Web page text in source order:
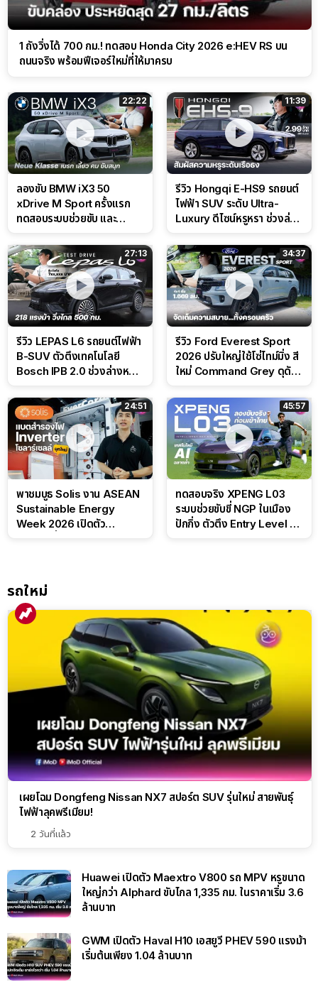
1 ถังวิ่งได้ 700 กม.! ทดสอบ Honda City 2026 e:HEV RS บน
ถนนจริง พร้อมฟีเจอร์ใหม่ที่ให้มาครบ
22:22
ลองขับ BMW iX3 50
xDrive M Sport ครั้งแรก
ทดสอบระบบช่วยขับ และ
สนาม
11:39
รีวิว Hongqi E-HS9 รถยนต์
ไฟฟ้า SUV ระดับ Ultra-
Luxury ดีไซน์หรูหรา ช่วงล่าง
27:13
รีวิว LEPAS L6 รถยนต์ไฟฟ้า
B-SUV ตัวตึงเทคโนโลยี
Bosch IPB 2.0 ช่วงล่างหนึบ
34:37
รีวิว Ford Everest Sport
2026 ปรับใหญ่ใช้โซ่ไทม์มิ่ง สี
ใหม่ Command Grey ดุดัน
24:51
พาชมบูธ Solis งาน ASEAN
Sustainable Energy
Week 2026 เปิดตัว
45:57
ทดสอบจริง XPENG L03
ระบบช่วยขับขี่ NGP ในเมือง
ปักกิ่ง ตัวตึง Entry Level ที่
รถใหม่
เผยโฉม Dongfeng Nissan NX7 สปอร์ต SUV รุ่นใหม่ สายพันธุ์
ไฟฟ้าลุคพรีเมียม!
2 วันที่แล้ว
Huawei เปิดตัว Maextro V800 รถ MPV หรูขนาด
ใหญ่กว่า Alphard ขับไกล 1,335 กม. ในราคาเริ่ม 3.6
ล้านบาท
GWM เปิดตัว Haval H10 เอสยูวี PHEV 590 แรงม้า
เริ่มต้นเพียง 1.04 ล้านบาท